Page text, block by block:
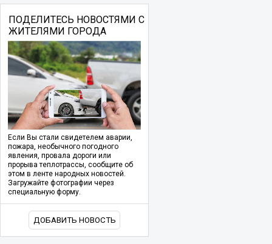
ПОДЕЛИТЕСЬ НОВОСТЯМИ С
ЖИТЕЛЯМИ ГОРОДА
Если Вы стали свидетелем аварии,
пожара, необычного погодного
явления, провала дороги или
прорыва теплотрассы, сообщите об
этом в ленте народных новостей.
Загружайте фотографии через
специальную форму.
ДОБАВИТЬ НОВОСТЬ